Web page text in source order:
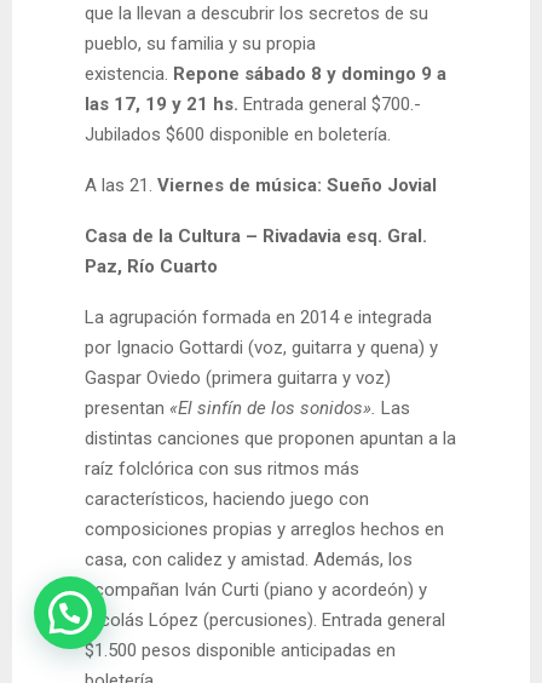
que la llevan a descubrir los secretos de su
pueblo, su familia y su propia
existencia. Repone sábado 8 y domingo 9 a
las 17, 19 y 21 hs. Entrada general $700.-
Jubilados $600 disponible en boletería.
A las 21. Viernes de música: Sueño Jovial
Casa de la Cultura – Rivadavia esq. Gral.
Paz, Río Cuarto
La agrupación formada en 2014 e integrada
por Ignacio Gottardi (voz, guitarra y quena) y
Gaspar Oviedo (primera guitarra y voz)
presentan «El sinfín de los sonidos». Las
distintas canciones que proponen apuntan a la
raíz folclórica con sus ritmos más
característicos, haciendo juego con
composiciones propias y arreglos hechos en
casa, con calidez y amistad. Además, los
acompañan Iván Curti (piano y acordeón) y
Nicolás López (percusiones). Entrada general
$1.500 pesos disponible anticipadas en